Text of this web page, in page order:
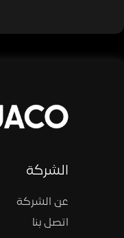
الشركة
عن الشركة
اتصل بنا